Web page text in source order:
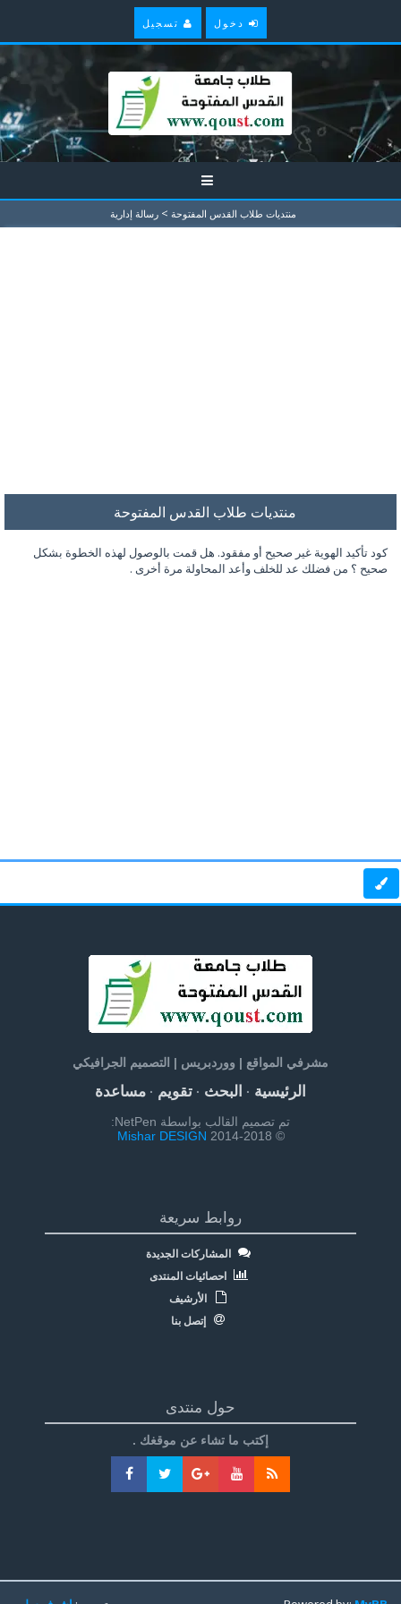
دخول تسجيل
منتديات طلاب القدس المفتوحة > رسالة إدارية
منتديات طلاب القدس المفتوحة
كود تأكيد الهوية غير صحيح أو مفقود. هل قمت بالوصول لهذه الخطوة بشكل
صحيح ؟ من فضلك عد للخلف وأعد المحاولة مرة أخرى .
مشرفي المواقع | ووردبريس | التصميم الجرافيكي
الرئيسية· البحث· تقويم· مساعدة
تم تصميم القالب بواسطة NetPen:
© 2014-2018
Mishar DESIGN
روابط سريعة
المشاركات الجديدة
احصائيات المنتدى
الأرشيف
إتصل بنا
حول منتدى
إكتب ما تشاء عن موقغك .